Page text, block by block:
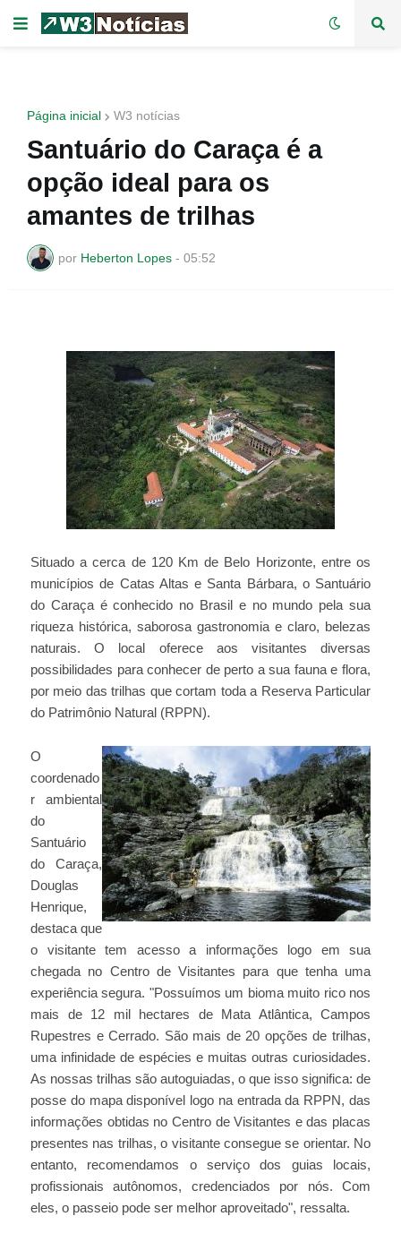
Página inicial W3 notícias
Santuário do Caraça é a
opção ideal para os
amantes de trilhas
por Heberton Lopes - 05:52
Situado a cerca de 120 Km de Belo Horizonte, entre os
municípios de Catas Altas e Santa Bárbara, o Santuário
do Caraça é conhecido no Brasil e no mundo pela sua
riqueza histórica, saborosa gastronomia e claro, belezas
naturais. O local oferece aos visitantes diversas
possibilidades para conhecer de perto a sua fauna e flora,
por meio das trilhas que cortam toda a Reserva Particular
do Patrimônio Natural (RPPN).
O
coordenado
r ambiental
do
Santuário
do Caraça,
Douglas
Henrique,
destaca que
o visitante tem acesso a informações logo em sua
chegada no Centro de Visitantes para que tenha uma
experiência segura. "Possuímos um bioma muito rico nos
mais de 12 mil hectares de Mata Atlântica, Campos
Rupestres e Cerrado. São mais de 20 opções de trilhas,
uma infinidade de espécies e muitas outras curiosidades.
As nossas trilhas são autoguiadas, o que isso significa: de
posse do mapa disponível logo na entrada da RPPN, das
informações obtidas no Centro de Visitantes e das placas
presentes nas trilhas, o visitante consegue se orientar. No
entanto, recomendamos o serviço dos guias locais,
profissionais autônomos, credenciados por nós. Com
eles, o passeio pode ser melhor aproveitado", ressalta.